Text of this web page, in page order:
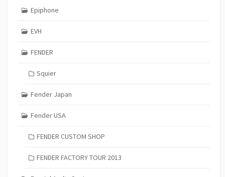
Epiphone
EVH
FENDER
Squier
Fender Japan
Fender USA
FENDER CUSTOM SHOP
FENDER FACTORY TOUR 2013